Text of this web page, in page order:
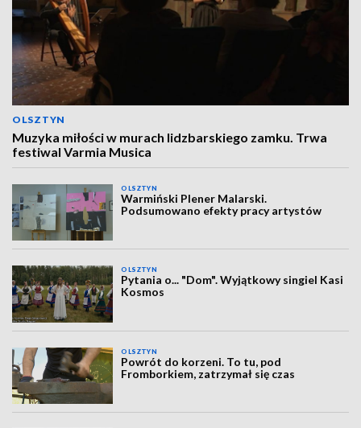
OLSZTYN
Muzyka miłości w murach lidzbarskiego zamku. Trwa
festiwal Varmia Musica
OLSZTYN
Warmiński Plener Malarski.
Podsumowano efekty pracy artystów
OLSZTYN
Pytania o... "Dom". Wyjątkowy singiel Kasi
Kosmos
OLSZTYN
Powrót do korzeni. To tu, pod
Fromborkiem, zatrzymał się czas